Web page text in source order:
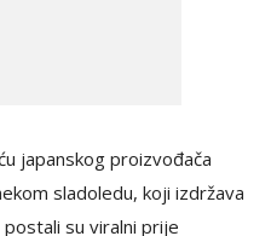
japanskog proizvođača
sladoledu, koji izdržava
su viralni prije